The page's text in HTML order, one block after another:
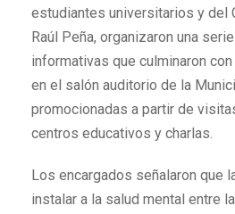
estudiantes universitarios y del
Raúl Peña, organizaron una
informativas que culminaron
en el salón auditorio de la
promocionadas a partir de
centros educativos y charlas.
Los encargados señalaron que
instalar a la salud mental entre